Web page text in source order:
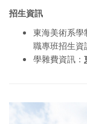
招生資訊
東海美術系
職專班招生資
學雜費資訊：